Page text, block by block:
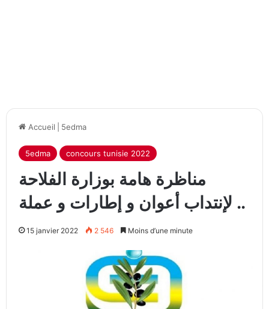
Accueil 5edma
5edma concours tunisie 2022
مناظرة هامة بوزارة الفلاحة
لإنتداب أعوان و إطارات و عملة ..
15 janvier 2022 2 546 Moins d’une minute